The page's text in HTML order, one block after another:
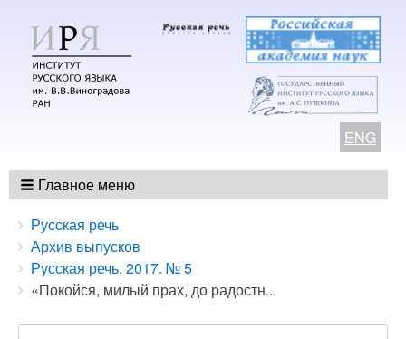
ENG
Главное меню
Breadcrumbs
You
are
here:
Русская речь
Архив выпусков
Русская речь. 2017. № 5
«Покойся, милый прах, до радостн...